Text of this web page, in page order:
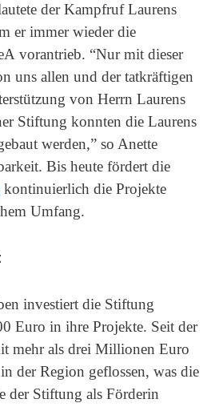
der Kampfruf Laurens
er immer wieder die
vorantrieb. “Nur mit dieser
uns allen und der tatkräftigen
von Herrn Laurens
Stiftung konnten die Laurens
werden,” so Anette
Bis heute fördert die
kontinuierlich die Projekte
Umfang.
investiert die Stiftung
Euro in ihre Projekte. Seit der
mehr als drei Millionen Euro
der Region geflossen, was die
der Stiftung als Förderin